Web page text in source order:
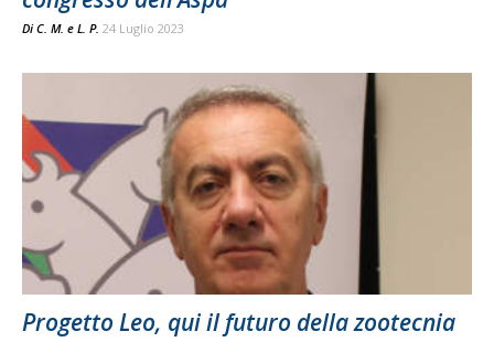
Di C. M. e L. P. 24 Luglio 2023
Progetto Leo, qui il futuro della zootecnia